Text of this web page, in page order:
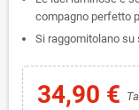
compagno perfetto
Si raggomitolano su
34,90 €